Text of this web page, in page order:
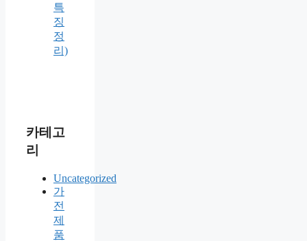
특
징
정
리)
카테고
리
Uncategorized
가
전
제
품